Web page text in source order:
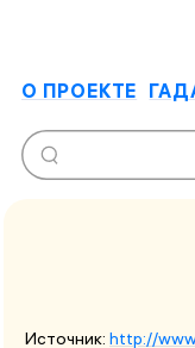
О ПРОЕКТЕ
Источник: http://